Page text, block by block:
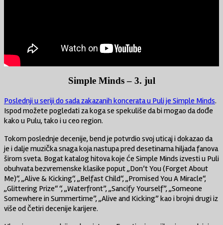
Simple Minds – 3. jul
Poslednji u seriji do sada zakazanih koncerata u Puli je Simple Minds.
Ispod možete pogledati za koga se spekuliše da bi mogao da dođe
kako u Pulu, tako i u ceo region.
Tokom poslednje decenije, bend je potvrdio svoj uticaj i dokazao da
je i dalje muzička snaga koja nastupa pred desetinama hiljada fanova
širom sveta. Bogat katalog hitova koje će Simple Minds izvesti u Puli
obuhvata bezvremenske klasike poput „Don’t You (Forget About
Me)“, „Alive & Kicking“, „Belfast Child“, „Promised You A Miracle“,
„Glittering Prize“ “, „Waterfront”, „Sancify Yourself”, „Someone
Somewhere in Summertime”, „Alive and Kicking” kao i brojni drugi iz
više od četiri decenije karijere.